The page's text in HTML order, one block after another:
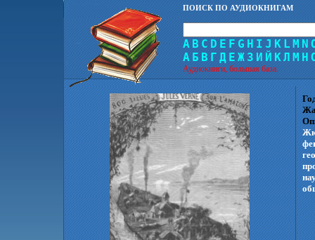
ПОИСК ПО АУДИОКНИГАМ
A B C D E F G H I J K L M N
А Б В Г Д Е Ж З И Й КЛ М Н
Аудиокниги, большая база.